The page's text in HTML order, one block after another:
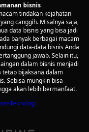
bisnis
tindakan kejahatan
canggih. Misalnya saja,
data bisnis yang bisa jadi
banyak berbagai macam
data-data bisnis Anda
jawab. Selain itu,
dalam bisnis menjadi
tetap bijaksana dalam
Sebisa mungkin bisa
akan lebih bermanfaat.
Teknologi